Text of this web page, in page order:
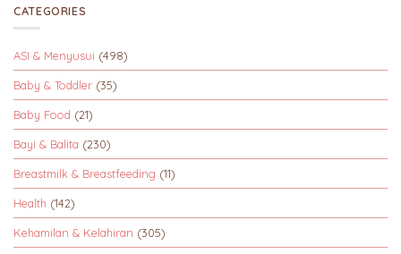
CATEGORIES
ASI & Menyusui (498)
Baby & Toddler (35)
Baby Food (21)
Bayi & Balita (230)
Breastmilk & Breastfeeding (11)
Health (142)
Kehamilan & Kelahiran (305)